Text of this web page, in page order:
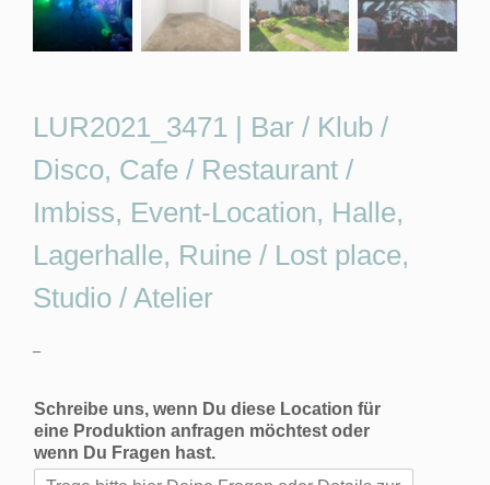
LUR2021_3471 | Bar / Klub /
Disco, Cafe / Restaurant /
Imbiss, Event-Location, Halle,
Lagerhalle, Ruine / Lost place,
Studio / Atelier
–
Schreibe uns, wenn Du diese Location für
eine Produktion anfragen möchtest oder
wenn Du Fragen hast.